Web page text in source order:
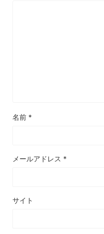
名前 *
メールアドレス *
サイト